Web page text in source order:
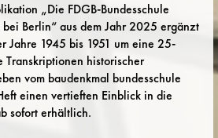
„Die FDGB-Bundesschule
Berlin“ aus dem Jahr 2025 ergänzt
Jahre 1945 bis 1951 um eine 25-
historischer
vom baudenkmal bundesschule
einen vertieften Einblick in die
sofort erhältlich.